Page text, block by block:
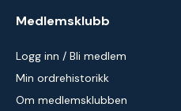
Medlemsklubb
Logg inn / Bli medlem
Min ordrehistorikk
Om medlemsklubben